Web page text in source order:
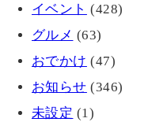
イベント (428)
グルメ (63)
おでかけ (47)
お知らせ (346)
未設定 (1)